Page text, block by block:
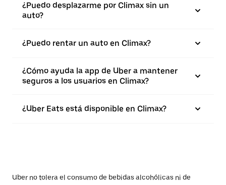
¿Puedo desplazarme por Climax sin un
auto?
¿Puedo rentar un auto en Climax?
¿Cómo ayuda la app de Uber a mantener
seguros a los usuarios en Climax?
¿Uber Eats está disponible en Climax?
Uber no tolera el consumo de bebidas alcohólicas ni de